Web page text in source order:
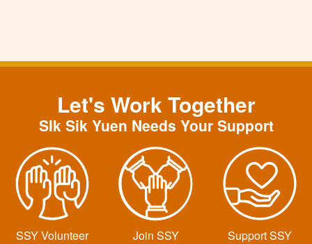
Let's Work Together
SIk Sik Yuen Needs Your Support
SSY Volunteer Join SSY Support SSY